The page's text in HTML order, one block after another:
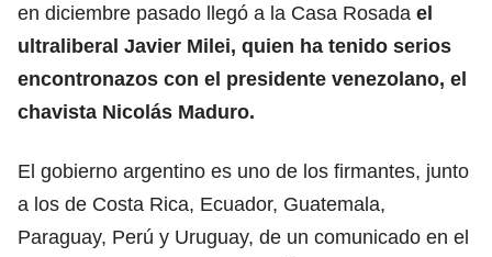
en diciembre pasado llegó a la Casa Rosada el
ultraliberal Javier Milei, quien ha tenido serios
encontronazos con el presidente venezolano, el
chavista Nicolás Maduro.
El gobierno argentino es uno de los firmantes, junto
a los de Costa Rica, Ecuador, Guatemala,
Paraguay, Perú y Uruguay, de un comunicado en el